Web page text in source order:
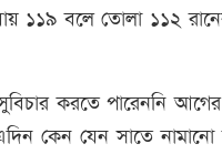
১১৯ বলে তোলা ১১২
করতে পারেননি আগের
কেন যেন সাতে